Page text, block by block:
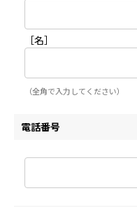
［名］
（全角で入力してください）
電話番号